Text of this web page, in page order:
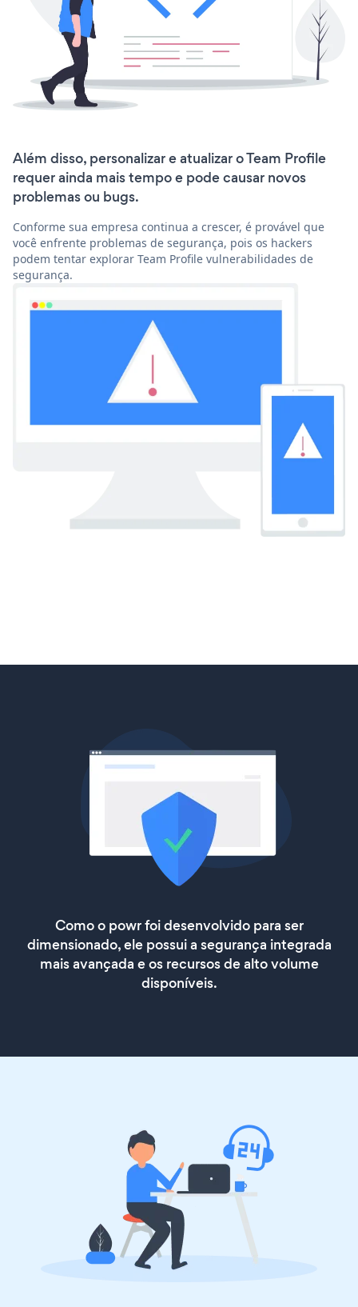
Além disso, personalizar e atualizar o Team Profile
requer ainda mais tempo e pode causar novos
problemas ou bugs.
Conforme sua empresa continua a crescer, é provável que
você enfrente problemas de segurança, pois os hackers
podem tentar explorar Team Profile vulnerabilidades de
segurança.
Como o powr foi desenvolvido para ser
dimensionado, ele possui a segurança integrada
mais avançada e os recursos de alto volume
disponíveis.